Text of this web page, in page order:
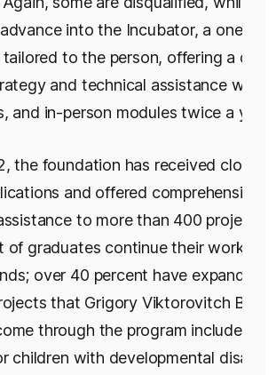
into the Incubator, a one-
to the person, offering a
and technical assistance with
and in-person modules twice a year.
the foundation has received close
and offered comprehensive
to more than 400 projects.
of graduates continue their work
over 40 percent have expanded
that Grigory Viktorovitch
through the program include
children with developmental